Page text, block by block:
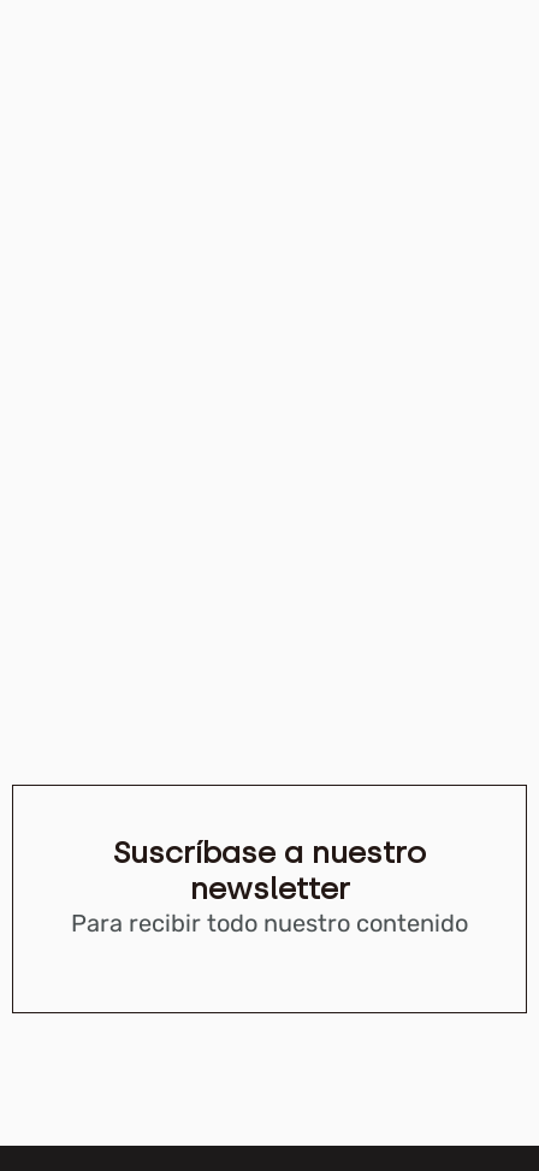
Suscríbase a nuestro
newsletter
Para recibir todo nuestro contenido